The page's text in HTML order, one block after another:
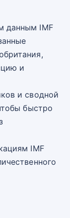
данным IMF
и
и сводной
быстро
IMF